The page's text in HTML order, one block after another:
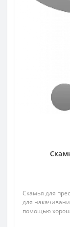
Скамья для
для
помощью